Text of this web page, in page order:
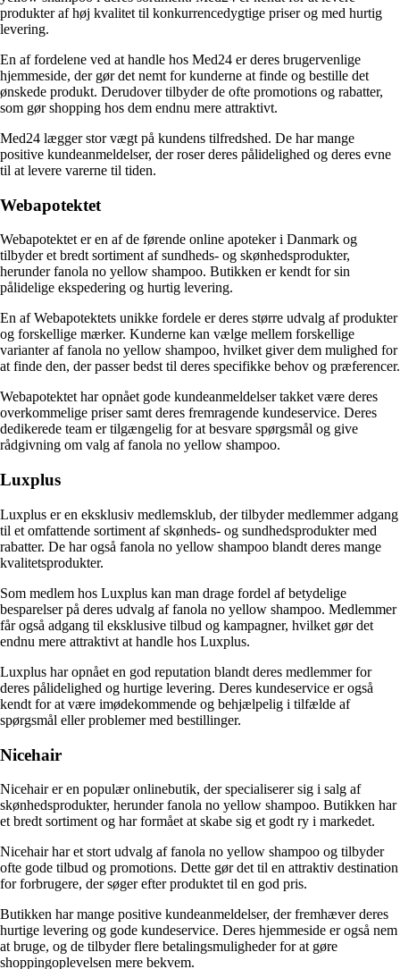
produkter af høj kvalitet til konkurrencedygtige priser og med hurtig
levering.
En af fordelene ved at handle hos Med24 er deres brugervenlige
hjemmeside, der gør det nemt for kunderne at finde og bestille det
ønskede produkt. Derudover tilbyder de ofte promotions og rabatter,
som gør shopping hos dem endnu mere attraktivt.
Med24 lægger stor vægt på kundens tilfredshed. De har mange
positive kundeanmeldelser, der roser deres pålidelighed og deres evne
til at levere varerne til tiden.
Webapotektet
Webapotektet er en af de førende online apoteker i Danmark og
tilbyder et bredt sortiment af sundheds- og skønhedsprodukter,
herunder fanola no yellow shampoo. Butikken er kendt for sin
pålidelige ekspedering og hurtig levering.
En af Webapotektets unikke fordele er deres større udvalg af produkter
og forskellige mærker. Kunderne kan vælge mellem forskellige
varianter af fanola no yellow shampoo, hvilket giver dem mulighed for
at finde den, der passer bedst til deres specifikke behov og præferencer.
Webapotektet har opnået gode kundeanmeldelser takket være deres
overkommelige priser samt deres fremragende kundeservice. Deres
dedikerede team er tilgængelig for at besvare spørgsmål og give
rådgivning om valg af fanola no yellow shampoo.
Luxplus
Luxplus er en eksklusiv medlemsklub, der tilbyder medlemmer adgang
til et omfattende sortiment af skønheds- og sundhedsprodukter med
rabatter. De har også fanola no yellow shampoo blandt deres mange
kvalitetsprodukter.
Som medlem hos Luxplus kan man drage fordel af betydelige
besparelser på deres udvalg af fanola no yellow shampoo. Medlemmer
får også adgang til eksklusive tilbud og kampagner, hvilket gør det
endnu mere attraktivt at handle hos Luxplus.
Luxplus har opnået en god reputation blandt deres medlemmer for
deres pålidelighed og hurtige levering. Deres kundeservice er også
kendt for at være imødekommende og behjælpelig i tilfælde af
spørgsmål eller problemer med bestillinger.
Nicehair
Nicehair er en populær onlinebutik, der specialiserer sig i salg af
skønhedsprodukter, herunder fanola no yellow shampoo. Butikken har
et bredt sortiment og har formået at skabe sig et godt ry i markedet.
Nicehair har et stort udvalg af fanola no yellow shampoo og tilbyder
ofte gode tilbud og promotions. Dette gør det til en attraktiv destination
for forbrugere, der søger efter produktet til en god pris.
Butikken har mange positive kundeanmeldelser, der fremhæver deres
hurtige levering og gode kundeservice. Deres hjemmeside er også nem
at bruge, og de tilbyder flere betalingsmuligheder for at gøre
shoppingoplevelsen mere bekvem.